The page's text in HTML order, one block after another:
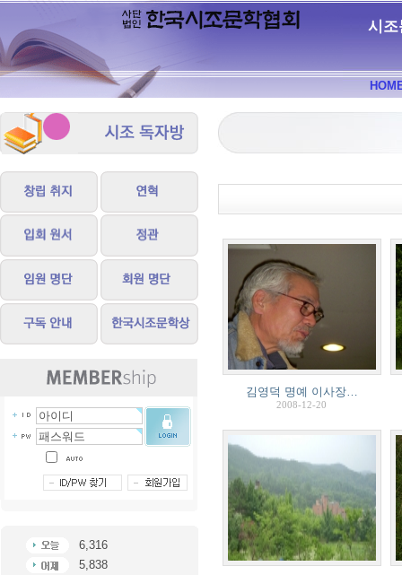
시조
6,316
5,838
김영덕 명예 이사장…
2008-12-20